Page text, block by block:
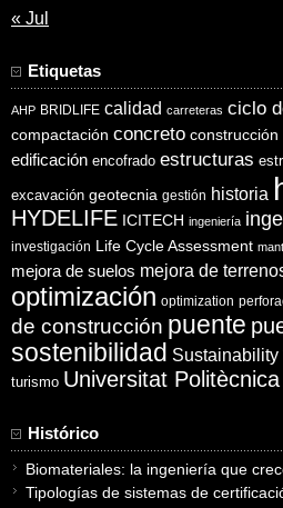
« Jul
Etiquetas
AHP BRIDLIFE calidad carreteras ciclo
compactación concreto construcción
edificación encofrado estructuras
excavación geotecnia gestión historia
HYDELIFE ICITECH ingeniería
investigación Life Cycle Assessment
mejora de suelos mejora de
optimización optimization
de construcción puente
sostenibilidad Sustainability
turismo Universitat
Histórico
Biomateriales: la ingeniería que
Tipologías de sistemas de